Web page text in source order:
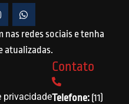
nas redes sociais e tenha
atualizadas.
privacidade
Contato
Telefone: (11)